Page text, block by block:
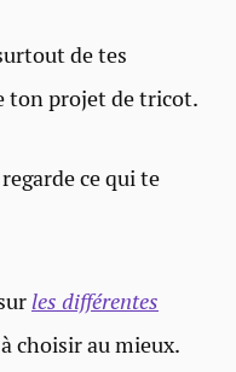
de tes
ton projet de tricot.
ce qui te
les différentes
choisir au mieux.